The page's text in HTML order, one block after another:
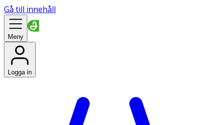
Gå till innehåll
Meny
Logga in